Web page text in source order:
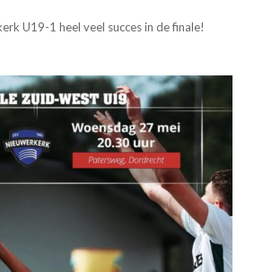
U19-1 heel veel succes in de finale!